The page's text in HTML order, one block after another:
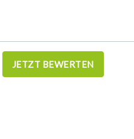
JETZT BEWERTEN